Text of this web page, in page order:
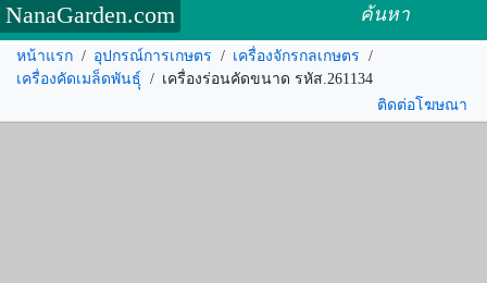
NanaGarden.com ค้นหา
หน้าแรก / อุปกรณ์การเกษตร / เครื่องจักรกลเกษตร /
เครื่องคัดเมล็ดพันธฺุ์ / เครื่องร่อนคัดขนาด รหัส.261134
ติดต่อโฆษณา